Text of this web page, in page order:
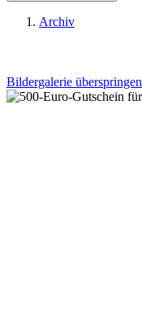
Archiv
Bildergalerie überspringen